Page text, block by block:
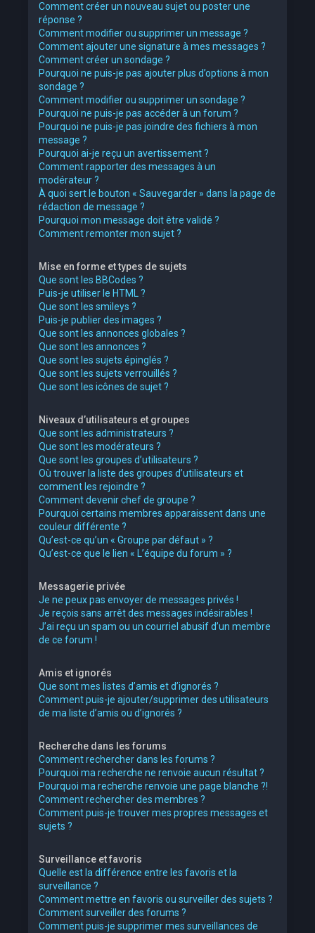
Comment créer un nouveau sujet ou poster une
réponse ?
Comment modifier ou supprimer un message ?
Comment ajouter une signature à mes messages ?
Comment créer un sondage ?
Pourquoi ne puis-je pas ajouter plus d’options à mon
sondage ?
Comment modifier ou supprimer un sondage ?
Pourquoi ne puis-je pas accéder à un forum ?
Pourquoi ne puis-je pas joindre des fichiers à mon
message ?
Pourquoi ai-je reçu un avertissement ?
Comment rapporter des messages à un
modérateur ?
À quoi sert le bouton « Sauvegarder » dans la page de
rédaction de message ?
Pourquoi mon message doit être validé ?
Comment remonter mon sujet ?
Mise en forme et types de sujets
Que sont les BBCodes ?
Puis-je utiliser le HTML ?
Que sont les smileys ?
Puis-je publier des images ?
Que sont les annonces globales ?
Que sont les annonces ?
Que sont les sujets épinglés ?
Que sont les sujets verrouillés ?
Que sont les icônes de sujet ?
Niveaux d’utilisateurs et groupes
Que sont les administrateurs ?
Que sont les modérateurs ?
Que sont les groupes d’utilisateurs ?
Où trouver la liste des groupes d’utilisateurs et
comment les rejoindre ?
Comment devenir chef de groupe ?
Pourquoi certains membres apparaissent dans une
couleur différente ?
Qu’est-ce qu’un « Groupe par défaut » ?
Qu’est-ce que le lien « L’équipe du forum » ?
Messagerie privée
Je ne peux pas envoyer de messages privés !
Je reçois sans arrêt des messages indésirables !
J’ai reçu un spam ou un courriel abusif d’un membre
de ce forum !
Amis et ignorés
Que sont mes listes d’amis et d’ignorés ?
Comment puis-je ajouter/supprimer des utilisateurs
de ma liste d’amis ou d’ignorés ?
Recherche dans les forums
Comment rechercher dans les forums ?
Pourquoi ma recherche ne renvoie aucun résultat ?
Pourquoi ma recherche renvoie une page blanche ?!
Comment rechercher des membres ?
Comment puis-je trouver mes propres messages et
sujets ?
Surveillance et favoris
Quelle est la différence entre les favoris et la
surveillance ?
Comment mettre en favoris ou surveiller des sujets ?
Comment surveiller des forums ?
Comment puis-je supprimer mes surveillances de